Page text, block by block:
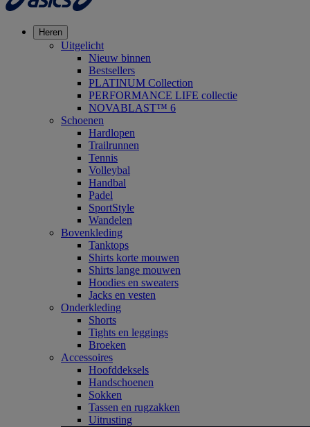
Heren
Uitgelicht
Nieuw binnen
Bestsellers
PLATINUM Collection
PERFORMANCE LIFE collectie
NOVABLAST™ 6
Schoenen
Hardlopen
Trailrunnen
Tennis
Volleybal
Handbal
Padel
SportStyle
Wandelen
Bovenkleding
Tanktops
Shirts korte mouwen
Shirts lange mouwen
Hoodies en sweaters
Jacks en vesten
Onderkleding
Shorts
Tights en leggings
Broeken
Accessoires
Hoofddeksels
Handschoenen
Sokken
Tassen en rugzakken
Uitrusting